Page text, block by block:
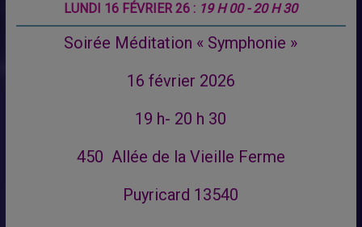
LUNDI 16 FÉVRIER 26 : 19 H 00 - 20 H 30
Soirée Méditation « Symphonie »
16 février 2026
19 h- 20 h 30
450 Allée de la Vieille Ferme
Puyricard 13540